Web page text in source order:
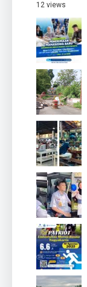
12 views